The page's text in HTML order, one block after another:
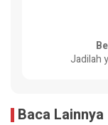
Jadilah
Baca Lainnya